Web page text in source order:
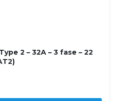
2 – 32A – 3 fase – 22